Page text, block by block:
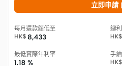
立即申請
每月還款額低至
HK$ 8,433
總
HK$
最低實際年利率
1.18 %
手
HK$